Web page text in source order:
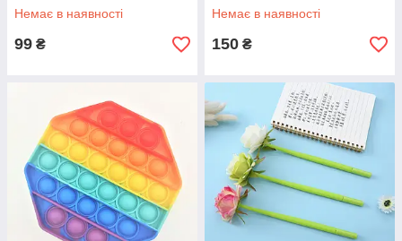
Немає в наявності
99 ₴
Немає в наявності
150 ₴